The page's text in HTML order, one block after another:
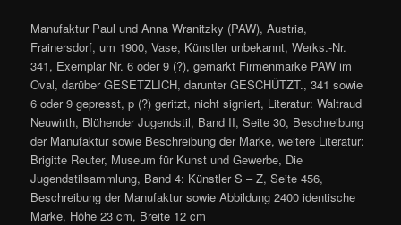
Manufaktur Paul und Anna Wranitzky (PAW), Austria,
Frainersdorf, um 1900, Vase, Künstler unbekannt, Werks.-Nr.
341, Exemplar Nr. 6 oder 9 (?), gemarkt Firmenmarke PAW im
Oval, darüber GESETZLICH, darunter GESCHÜTZT., 341 sowie
6 oder 9 gepresst, p (?) geritzt, nicht signiert, Literatur: Waltraud
Neuwirth, Blühender Jugendstil, Band II, Seite 30, Beschreibung
der Manufaktur sowie Beschreibung der Marke, weitere Literatur:
Brigitte Reuter, Museum für Kunst und Gewerbe, Die
Jugendstilsammlung, Band 4: Künstler S – Z, Seite 456,
Beschreibung der Manufaktur sowie Abbildung 2400 identische
Marke, Höhe 23 cm, Breite 12 cm